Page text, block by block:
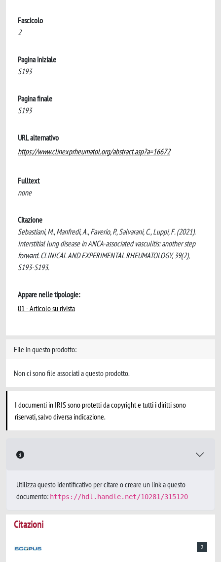
Fascicolo
2
Pagina iniziale
S193
Pagina finale
S193
URL alternativo
https://www.clinexprheumatol.org/abstract.asp?a=16672
Fulltext
none
Citazione
Sebastiani, M., Manfredi, A., Faverio, P., Salvarani, C., Luppi, F. (2021).
Interstitial lung disease in ANCA-associated vasculitis: another step
forward. CLINICAL AND EXPERIMENTAL RHEUMATOLOGY, 39(2),
S193-S193.
Appare nelle tipologie:
01 - Articolo su rivista
File in questo prodotto:
Non ci sono file associati a questo prodotto.
I documenti in IRIS sono protetti da copyright e tutti i diritti sono
riservati, salvo diversa indicazione.
Utilizza questo identificativo per citare o creare un link a questo
documento: https://hdl.handle.net/10281/315120
Citazioni
2